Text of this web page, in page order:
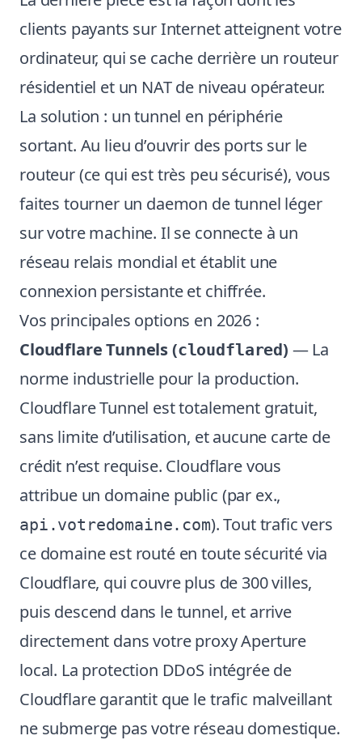
clients payants sur Internet atteignent votre
ordinateur, qui se cache derrière un routeur
résidentiel et un NAT de niveau opérateur.
La solution : un tunnel en périphérie
sortant. Au lieu d’ouvrir des ports sur le
routeur (ce qui est très peu sécurisé), vous
faites tourner un daemon de tunnel léger
sur votre machine. Il se connecte à un
réseau relais mondial et établit une
connexion persistante et chiffrée.
Vos principales options en 2026 :
Cloudflare Tunnels (cloudflared) — La
norme industrielle pour la production.
Cloudflare Tunnel est totalement gratuit,
sans limite d’utilisation, et aucune carte de
crédit n’est requise. Cloudflare vous
attribue un domaine public (par ex.,
api.votredomaine.com). Tout trafic vers
ce domaine est routé en toute sécurité via
Cloudflare, qui couvre plus de 300 villes,
puis descend dans le tunnel, et arrive
directement dans votre proxy Aperture
local. La protection DDoS intégrée de
Cloudflare garantit que le trafic malveillant
ne submerge pas votre réseau domestique.